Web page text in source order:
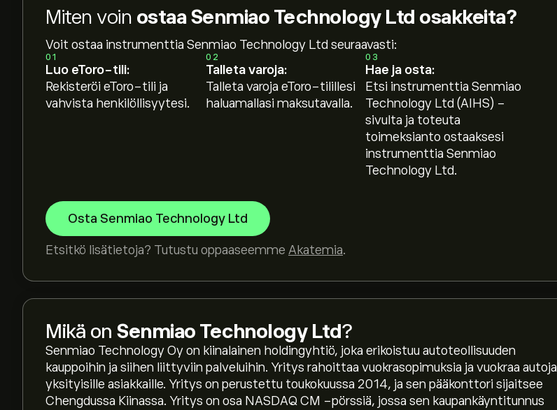
Miten voin ostaa Senmiao Technology Ltd osakkeita?
Voit ostaa instrumenttia Senmiao Technology Ltd seuraavasti:
01
Luo eToro-tili:
Rekisteröi eToro-tili ja
vahvista henkilöllisyytesi.
02
Talleta varoja:
Talleta varoja eToro-tilillesi
haluamallasi maksutavalla.
03
Hae ja osta:
Etsi instrumenttia Senmiao
Technology Ltd (AIHS) -
sivulta ja toteuta
toimeksianto ostaaksesi
instrumenttia Senmiao
Technology Ltd.
Osta Senmiao Technology Ltd
Etsitkö lisätietoja? Tutustu oppaaseemme Akatemia.
Mikä on Senmiao Technology Ltd?
Senmiao Technology Oy on kiinalainen holdingyhtiö, joka erikoistuu autoteollisuuden
kauppoihin ja siihen liittyviin palveluihin. Yritys rahoittaa vuokrasopimuksia ja vuokraa autoja
yksityisille asiakkaille. Yritys on perustettu toukokuussa 2014, ja sen pääkonttori sijaitsee
Chengdussa Kiinassa. Yritys on osa NASDAQ CM -pörssiä, jossa sen kaupankäyntitunnus
Osakkeen AIHS hinta tänään on 1.43‎$‎.